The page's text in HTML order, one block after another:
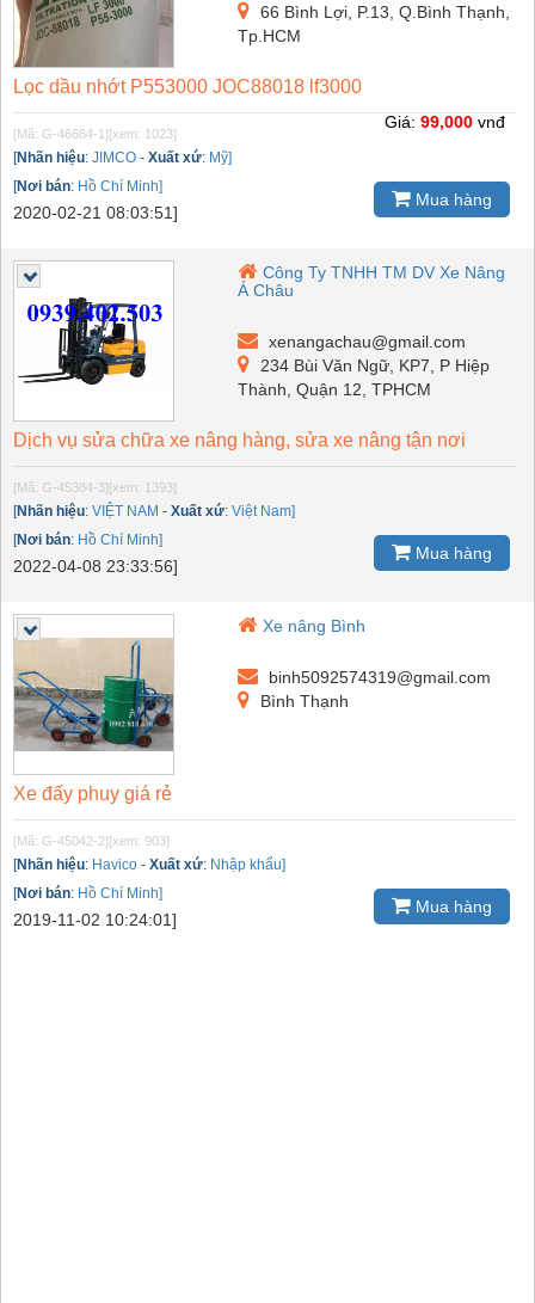
66 Bình Lợi, P.13, Q.Bình Thạnh,
Tp.HCM
Lọc dầu nhớt P553000 JOC88018 lf3000
[Mã: G-46664-1] [xem: 1023]
[Nhãn hiệu: JIMCO - Xuất xứ: Mỹ]
[Nơi bán: Hồ Chí Minh]
2020-02-21 08:03:51]
Giá: 99,000 vnđ
Mua hàng
Công Ty TNHH TM DV Xe Nâng
Á Châu
xenangachau@gmail.com
234 Bùi Văn Ngữ, KP7, P Hiệp
Thành, Quận 12, TPHCM
Dịch vụ sửa chữa xe nâng hàng, sửa xe nâng tận nơi
[Mã: G-45384-3] [xem: 1393]
[Nhãn hiệu: VIỆT NAM - Xuất xứ: Việt Nam]
[Nơi bán: Hồ Chí Minh]
2022-04-08 23:33:56]
Mua hàng
Xe nâng Bình
binh5092574319@gmail.com
Bình Thạnh
Xe đấy phuy giá rẻ
[Mã: G-45042-2] [xem: 903]
[Nhãn hiệu: Havico - Xuất xứ: Nhập khẩu]
[Nơi bán: Hồ Chí Minh]
2019-11-02 10:24:01]
Mua hàng